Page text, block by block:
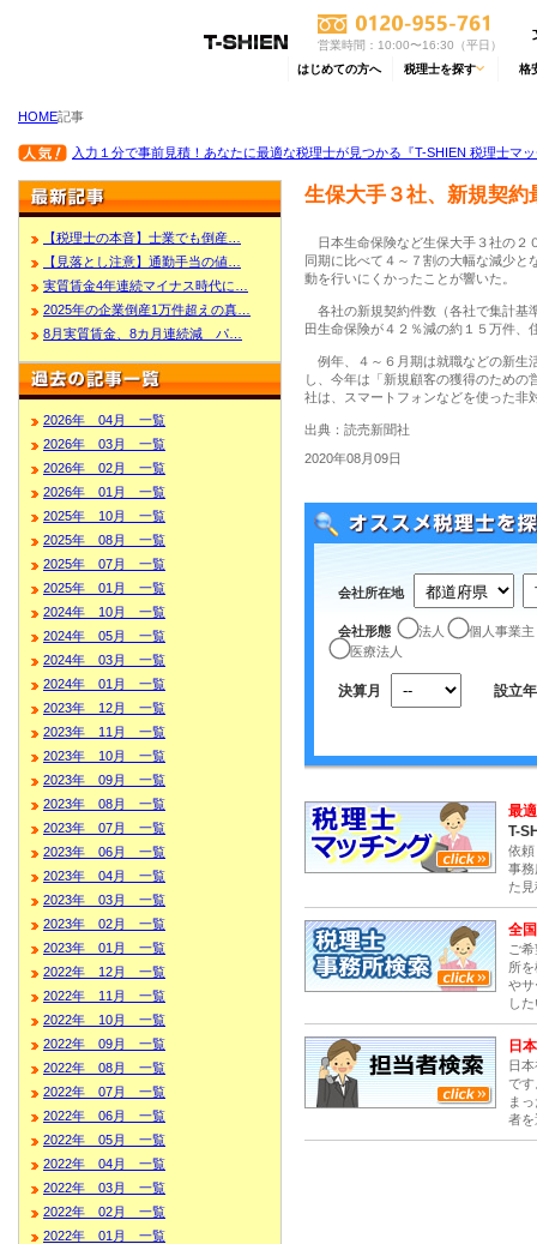
営業時間：10:00〜16:30（平日）
はじめての方へ 税理士を探す 格
HOME記事
入力１分で事前見積！あなたに最適な税理士が見つかる『T-SHIEN 税理士マ
【税理士の本音】士業でも倒産…
【見落とし注意】通勤手当の値…
実質賃金4年連続マイナス時代に…
2025年の企業倒産1万件超えの真…
8月実質賃金、8カ月連続減 パ…
2026年 04月 一覧
2026年 03月 一覧
2026年 02月 一覧
2026年 01月 一覧
2025年 10月 一覧
2025年 08月 一覧
2025年 07月 一覧
2025年 01月 一覧
2024年 10月 一覧
2024年 05月 一覧
2024年 03月 一覧
2024年 01月 一覧
2023年 12月 一覧
2023年 11月 一覧
2023年 10月 一覧
2023年 09月 一覧
2023年 08月 一覧
2023年 07月 一覧
2023年 06月 一覧
2023年 04月 一覧
2023年 03月 一覧
2023年 02月 一覧
2023年 01月 一覧
2022年 12月 一覧
2022年 11月 一覧
2022年 10月 一覧
2022年 09月 一覧
2022年 08月 一覧
2022年 07月 一覧
2022年 06月 一覧
2022年 05月 一覧
2022年 04月 一覧
2022年 03月 一覧
2022年 02月 一覧
2022年 01月 一覧
生保大手３社、新規契
日本生命保険など生保大手３社の２
同期に比べて４～７割の大幅な減少と
動を行いにくかったことが響いた。
各社の新規契約件数（各社で集計基
田生命保険が４２％減の約１５万件、
例年、４～６月期は就職などの新生
し、今年は「新規顧客の獲得のため
社は、スマートフォンなどを使った非
出典：読売新聞社
2020年08月09日
会社所在地
会社形態 法人
個人事業主
医療法人
決算月 設立年
最適
T-
依頼
事務
た
全
ご
所
やサ
し
日
日
です
ま
者を